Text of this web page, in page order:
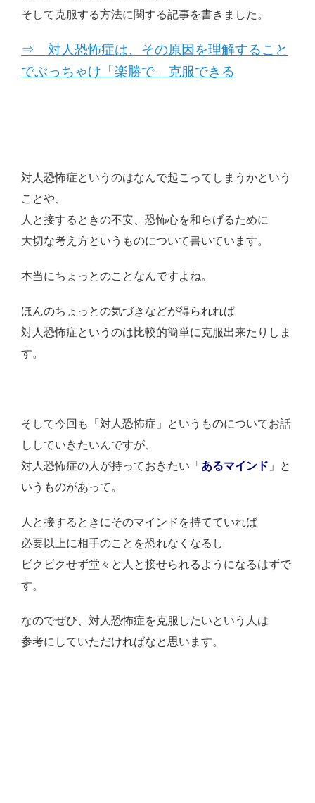
そして克服する方法に関する記事を書きました。
⇒ 対人恐怖症は、その原因を理解すること
でぶっちゃけ「楽勝で」克服できる
対人恐怖症というのはなんで起こってしまうかという
ことや、
人と接するときの不安、恐怖心を和らげるために
大切な考え方というものについて書いています。
本当にちょっとのことなんですよね。
ほんのちょっとの気づきなどが得られれば
対人恐怖症というのは比較的簡単に克服出来たりしま
す。
そして今回も「対人恐怖症」というものについてお話
ししていきたいんですが、
対人恐怖症の人が持っておきたい「 あるマインド 」と
いうものがあって。
人と接するときにそのマインドを持てていれば
必要以上に相手のことを恐れなくなるし
ビクビクせず堂々と人と接せられるようになるはずで
す。
なのでぜひ、対人恐怖症を克服したいという人は
参考にしていただければなと思います。